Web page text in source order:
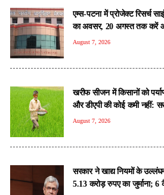
एम्स-पटना में प्रोजेक्ट रिसर्च
का अवसर, 20 अगस्त तक करें
August 7, 2026
खरीफ सीजन में किसानों को
और डीएपी की कोई कमी नहीं:
August 7, 2026
सरकार ने खाद्य नियमों के
5.13 करोड़ रुपए का जुर्माना; 6